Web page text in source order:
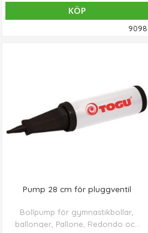
KÖP
9098
Pump 28 cm för pluggventil
Bollpump för gymnastikbollar,
ballonger, Pallone, Redondo och